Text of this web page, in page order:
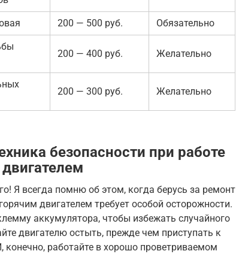
200 — 500 руб. Обязательно
200 — 400 руб. Желательно
200 — 300 руб. Желательно
безопасности при работе
Я всегда помню об этом, когда берусь за ремонт
двигателем требует особой осторожности.
аккумулятора, чтобы избежать случайного
двигателю остыть, прежде чем приступать к
конечно, работайте в хорошо проветриваемом